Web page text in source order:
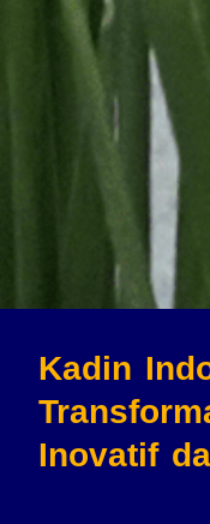
Kadin
Inovatif